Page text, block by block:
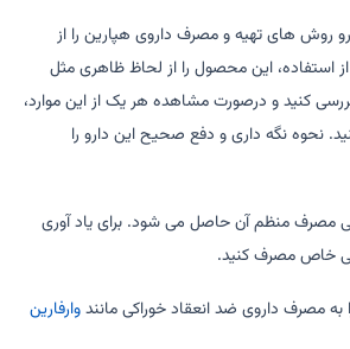
روش های تهیه و مصرف داروی هپارین را از
استفاده، این محصول را از لحاظ ظاهری مثل
کنید و درصورت مشاهده هر یک از این موارد،
نحوه نگه داری و دفع صحیح این دارو را
مصرف منظم آن حاصل می شود. برای یاد آوری
خاص مصرف کنید.
مصرف داروی ضد انعقاد خوراکی مانندوارفارین